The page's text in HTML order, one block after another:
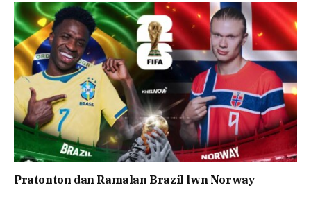
Pratonton dan Ramalan Brazil lwn Norway